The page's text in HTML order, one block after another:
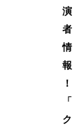
演
者
情
報
！
「
ク